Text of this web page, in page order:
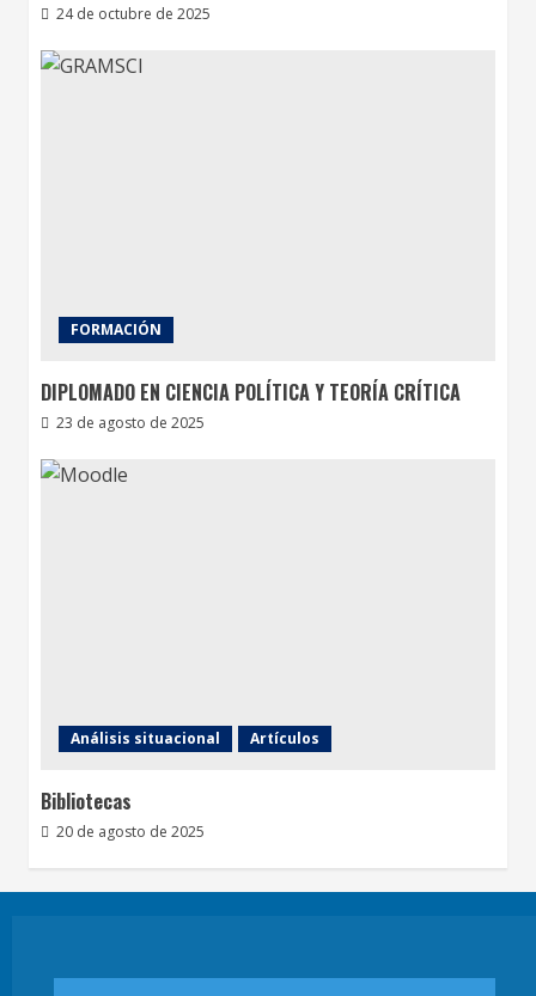
24 de octubre de 2025
FORMACIÓN
DIPLOMADO EN CIENCIA POLÍTICA Y TEORÍA CRÍTICA
23 de agosto de 2025
Análisis situacional Artículos
Bibliotecas
20 de agosto de 2025